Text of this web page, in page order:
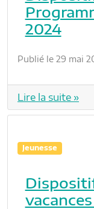
2024
Publié le 29 mai
Lire la suite »
Jeunesse